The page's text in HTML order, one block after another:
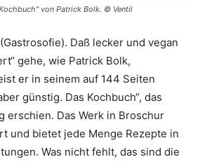
von Patrick Bolk. © Ventil
Daß lecker und vegan
gehe, wie Patrick Bolk,
er in seinem auf 144 Seiten
günstig. Das Kochbuch“, das
erschien. Das Werk in Broschur
und bietet jede Menge Rezepte in
Was nicht fehlt, das sind die